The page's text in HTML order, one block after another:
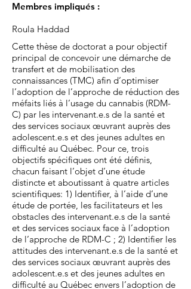
Membres impliqués :
Roula Haddad
Cette thèse de doctorat a pour objectif
principal de concevoir une démarche de
transfert et de mobilisation des
connaissances (TMC) afin d’optimiser
l’adoption de l’approche de réduction des
méfaits liés à l’usage du cannabis (RDM-
C) par les intervenant.e.s de la santé et
des services sociaux œuvrant auprès des
adolescent.e.s et des jeunes adultes en
difficulté au Québec. Pour ce, trois
objectifs spécifiques ont été définis,
chacun faisant l’objet d’une étude
distincte et aboutissant à quatre articles
scientifiques: 1) Identifier, à l’aide d’une
étude de portée, les facilitateurs et les
obstacles des intervenant.e.s de la santé
et des services sociaux face à l’adoption
de l’approche de RDM-C ; 2) Identifier les
attitudes des intervenant.e.s de la santé et
des services sociaux œuvrant auprès des
adolescent.e.s et des jeunes adultes en
difficulté au Québec envers l’adoption de